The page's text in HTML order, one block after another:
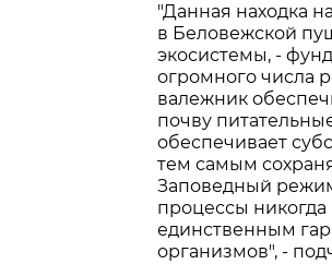
"Данная находка
в Беловежской
экосистемы, -
огромного числа
валежник
почву
обеспечивает
тем самым
Заповедный
процессы
единственным
организмов", -